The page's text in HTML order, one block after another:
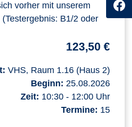
vorher mit unserem
(Testergebnis: B1/2 oder
123,50 €
VHS, Raum 1.16 (Haus 2)
Beginn: 25.08.2026
Zeit: 10:30 - 12:00 Uhr
Termine: 15